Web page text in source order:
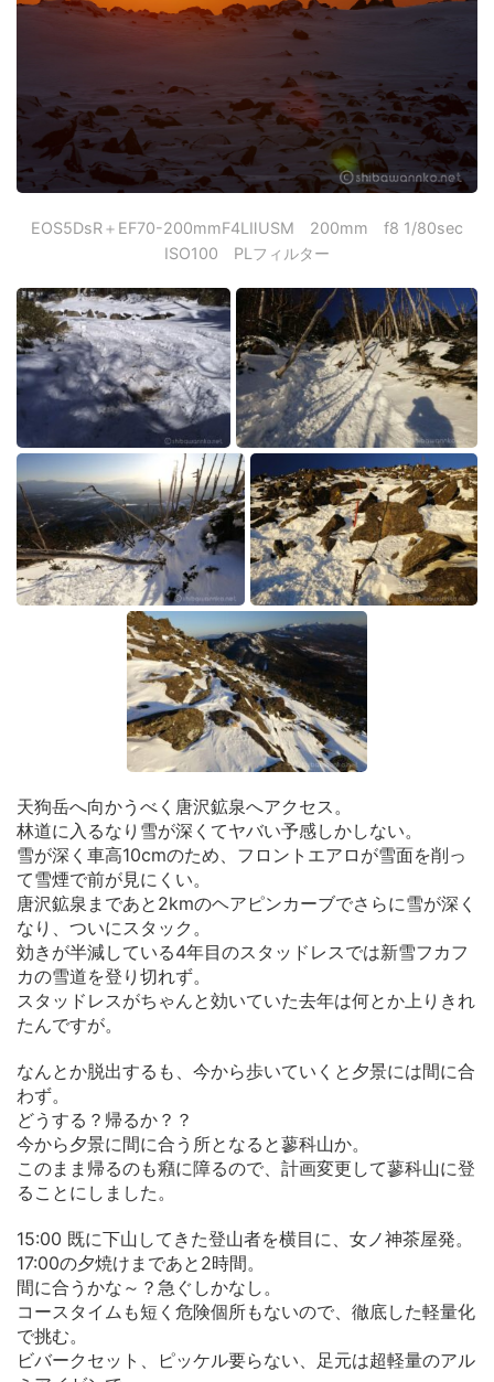
EOS5DsR＋EF70-200mmF4LⅡUSM 200mm f8 1/80sec
ISO100 PLフィルター
天狗岳へ向かうべく唐沢鉱泉へアクセス。
林道に入るなり雪が深くてヤバい予感しかしない。
雪が深く車高10cmのため、フロントエアロが雪面を削っ
て雪煙で前が見にくい。
唐沢鉱泉まであと2kmのヘアピンカーブでさらに雪が深く
なり、ついにスタック。
効きが半減している4年目のスタッドレスでは新雪フカフ
カの雪道を登り切れず。
スタッドレスがちゃんと効いていた去年は何とか上りきれ
たんですが。
なんとか脱出するも、今から歩いていくと夕景には間に合
わず。
どうする？帰るか？？
今から夕景に間に合う所となると蓼科山か。
このまま帰るのも癪に障るので、計画変更して蓼科山に登
ることにしました。
15:00 既に下山してきた登山者を横目に、女ノ神茶屋発。
17:00の夕焼けまであと2時間。
間に合うかな～？急ぐしかなし。
コースタイムも短く危険個所もないので、徹底した軽量化
で挑む。
ビバークセット、ピッケル要らない、足元は超軽量のアル